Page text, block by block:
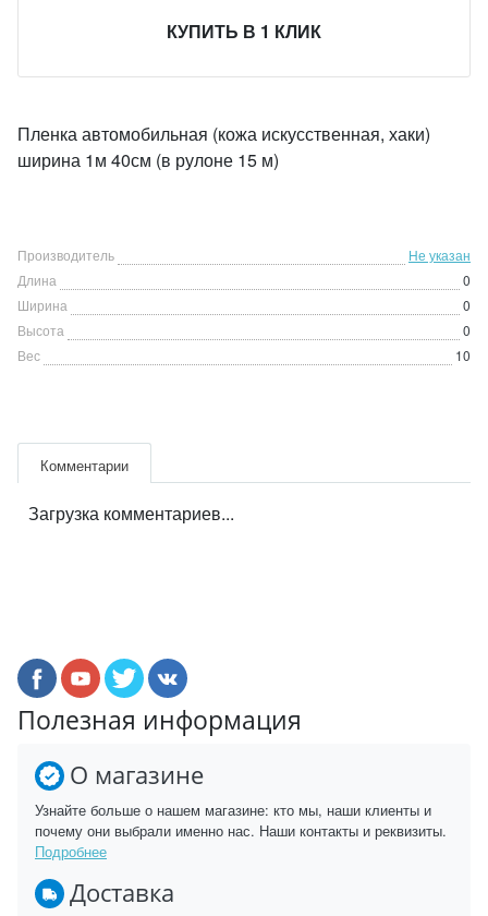
КУПИТЬ В 1 КЛИК
Пленка автомобильная (кожа искусственная, хаки)
ширина 1м 40см (в рулоне 15 м)
Производитель
Не указан
Длина
0
Ширина
0
Высота
0
Вес
10
Комментарии
Загрузка комментариев...
Полезная информация
О магазине
Узнайте больше о нашем магазине: кто мы, наши клиенты и
почему они выбрали именно нас. Наши контакты и реквизиты.
Подробнее
Доставка